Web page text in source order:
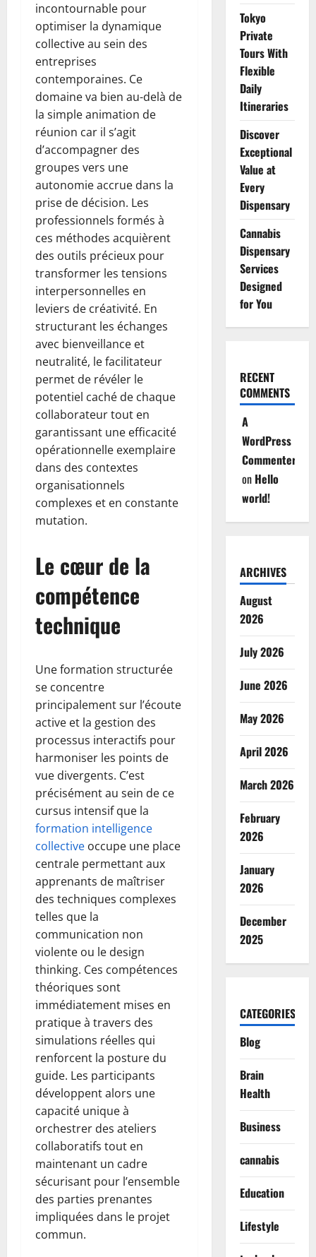
incontournable pour
optimiser la dynamique
collective au sein des
entreprises
contemporaines. Ce
domaine va bien au-delà de
la simple animation de
réunion car il s’agit
d’accompagner des
groupes vers une
autonomie accrue dans la
prise de décision. Les
professionnels formés à
ces méthodes acquièrent
des outils précieux pour
transformer les tensions
interpersonnelles en
leviers de créativité. En
structurant les échanges
avec bienveillance et
neutralité, le facilitateur
permet de révéler le
potentiel caché de chaque
collaborateur tout en
garantissant une efficacité
opérationnelle exemplaire
dans des contextes
organisationnels
complexes et en constante
mutation.
Le cœur de la
compétence
technique
Une formation structurée
se concentre
principalement sur l’écoute
active et la gestion des
processus interactifs pour
harmoniser les points de
vue divergents. C’est
précisément au sein de ce
cursus intensif que la
formation intelligence
collective occupe une place
centrale permettant aux
apprenants de maîtriser
des techniques complexes
telles que la
communication non
violente ou le design
thinking. Ces compétences
théoriques sont
immédiatement mises en
pratique à travers des
simulations réelles qui
renforcent la posture du
guide. Les participants
développent alors une
capacité unique à
orchestrer des ateliers
collaboratifs tout en
maintenant un cadre
sécurisant pour l’ensemble
des parties prenantes
impliquées dans le projet
commun.
Tokyo
Private
Tours With
Flexible
Daily
Itineraries
Discover
Exceptional
Value at
Every
Dispensary
Cannabis
Dispensary
Services
Designed
for You
RECENT
COMMENTS
A
WordPress
Commenter
on Hello
world!
ARCHIVES
August
2026
July 2026
June 2026
May 2026
April 2026
March 2026
February
2026
January
2026
December
2025
CATEGORIES
Blog
Brain
Health
Business
cannabis
Education
Lifestyle